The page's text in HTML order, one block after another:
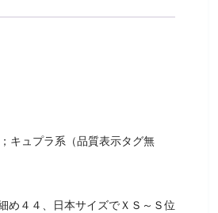
キュプラ系（品質表示タグ無
め４４、日本サイズでＸＳ～Ｓ位